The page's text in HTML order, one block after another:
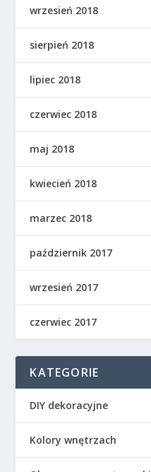
wrzesień 2018
sierpień 2018
lipiec 2018
czerwiec 2018
maj 2018
kwiecień 2018
marzec 2018
październik 2017
wrzesień 2017
czerwiec 2017
KATEGORIE
DIY dekoracyjne
Kolory wnętrzach